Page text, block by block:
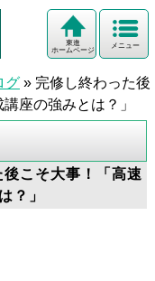
メニュー
東進
ホームページ
グ » 完修し終わった後
座の強みとは？」
こそ大事！「高速
？」